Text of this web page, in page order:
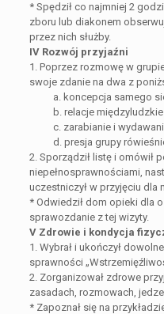
* Spędził co najmniej 2
zboru lub diakonem
przez nich służby.
IV Rozwój przyjaźni
1. Poprzez rozmowę w
swoje zdanie na dwa z
a. koncepcja samego
b. relacje
c. zarabianie i
d. presja grupy
2. Sporządził listę i omówił
niepełnosprawnościami,
uczestniczył w przyjęciu dla
* Odwiedził dom opieki dla
sprawozdanie z tej wizyty.
V Zdrowie i kondycja
1. Wybrał i ukończył
sprawności
2. Zorganizował zdrowe
zasadach, rozmowach,
* Zapoznał się na